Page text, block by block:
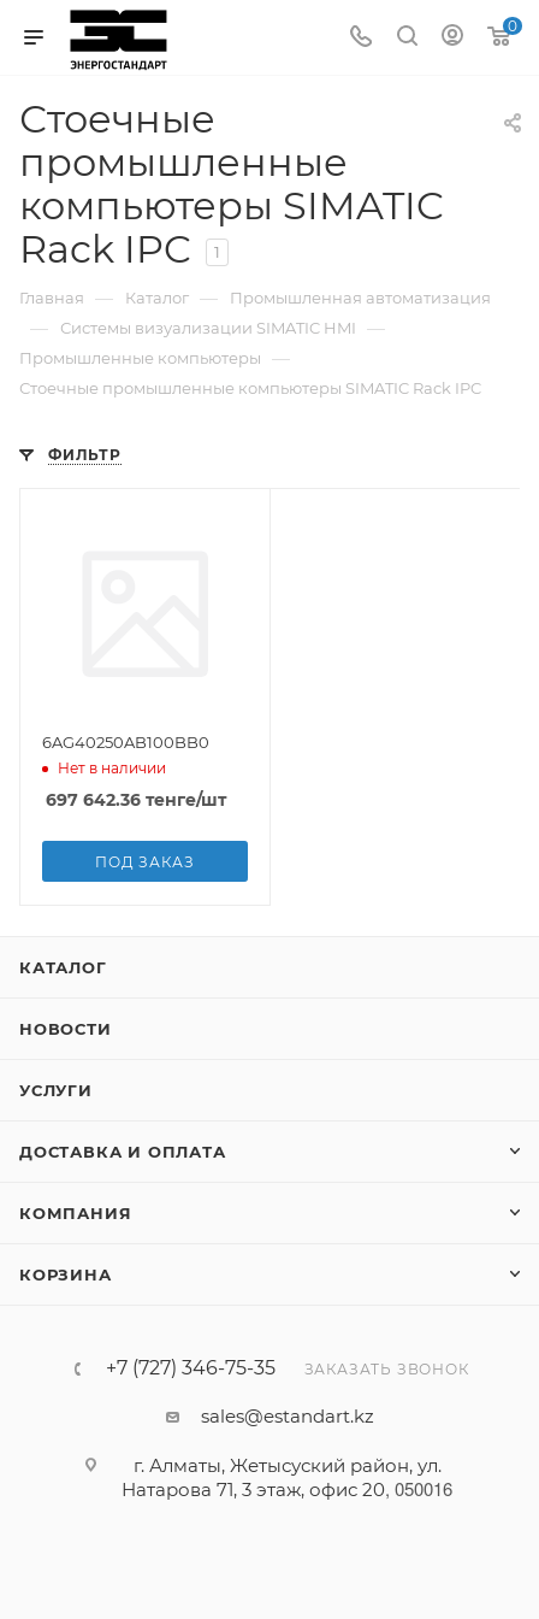
0
Стоечные
промышленные
компьютеры SIMATIC
Rack IPC
1
Главная — Каталог — Промышленная автоматизация
— Системы визуализации SIMATIC HMI —
Промышленные компьютеры —
Стоечные промышленные компьютеры SIMATIC Rack IPC
ФИЛЬТР
6AG40250AB100BB0
Нет в наличии
697 642.36 тенге/шт
ПОД ЗАКАЗ
КАТАЛОГ
НОВОСТИ
УСЛУГИ
ДОСТАВКА И ОПЛАТА
КОМПАНИЯ
КОРЗИНА
+7 (727) 346-75-35 ЗАКАЗАТЬ ЗВОНОК
sales@estandart.kz
г. Алматы, Жетысуский район, ул.
Натарова 71, 3 этаж, офис 20, 050016